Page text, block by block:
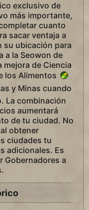
exclusivo de
más importante,
cuanto
sacar ventaja a
su ubicación para
a la Seowon de
de Ciencia
los Alimentos
y Minas cuando
La combinación
aumentará
de tu ciudad. No
obtener
ciudades tu
adicionales. Es
Gobernadores a